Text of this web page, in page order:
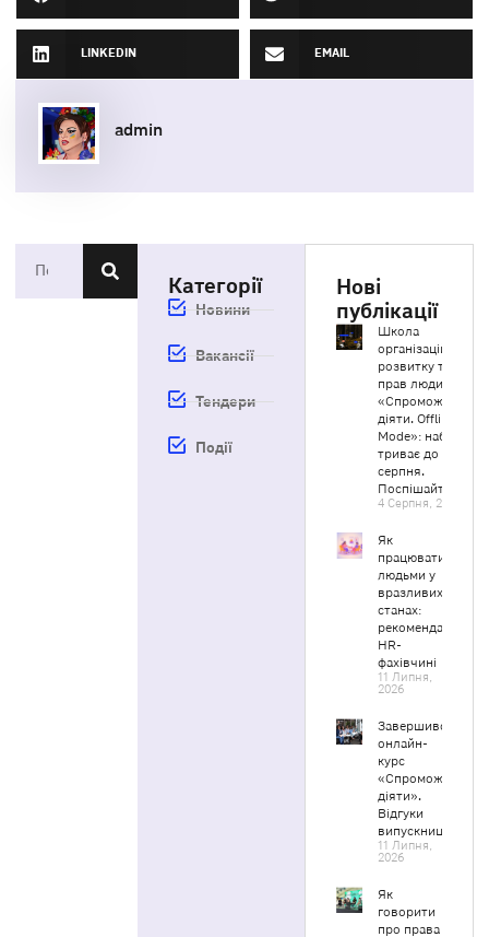
LINKEDIN EMAIL
admin
Категорії
Новини
Вакансії
Тендери
Події
Нові
публікації
Школа
організаційного
розвитку та
прав людини
«Спроможні
діяти. Offline
Mode»: набір
триває до 20
серпня.
Поспішайте!
4 Серпня, 2026
Як
працювати з
людьми у
вразливих
станах:
рекомендації
HR-
фахівчині
11 Липня,
2026
Завершився
онлайн-
курс
«Спроможні
діяти».
Відгуки
випускниць
11 Липня,
2026
Як
говорити
про права